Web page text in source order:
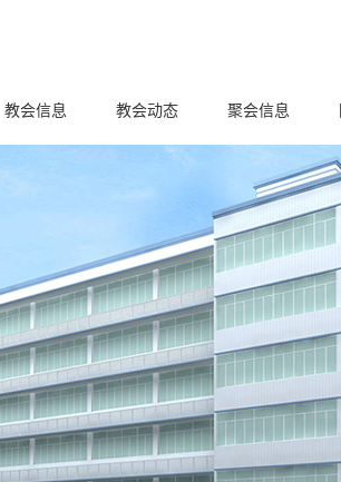
教会信息 教会动态 聚会信息